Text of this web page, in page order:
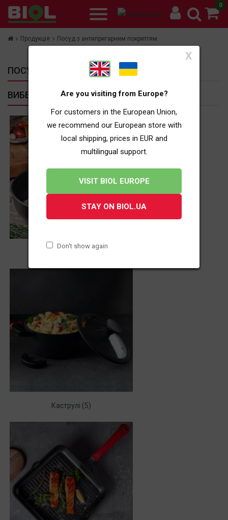
X
Are you visiting from Europe?
For customers in the European Union,
we recommend our European store with
local shipping, prices in EUR and
multilingual support.
VISIT BIOL EUROPE
STAY ON BIOL.UA
Don't show again
0
Продукція Посуд з антипригарним покриттям
ПОСУД З АНТИПРИГАРНИМ ПОКРИТТЯМ
ВИБЕРІТЬ ПІДКАТЕГОРІЮ
Сковороди (66)
Каструлі (5)